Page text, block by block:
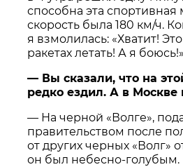
способна эта
скорость была 180 км/ч.
я взмолилась: «Хватит!
ракетах летать! А я боюсь!»
— Вы сказали, что на
редко ездил. А в
— На черной «Волге»,
правительством после
от других черных «Волг»
он был небесно-голубым.